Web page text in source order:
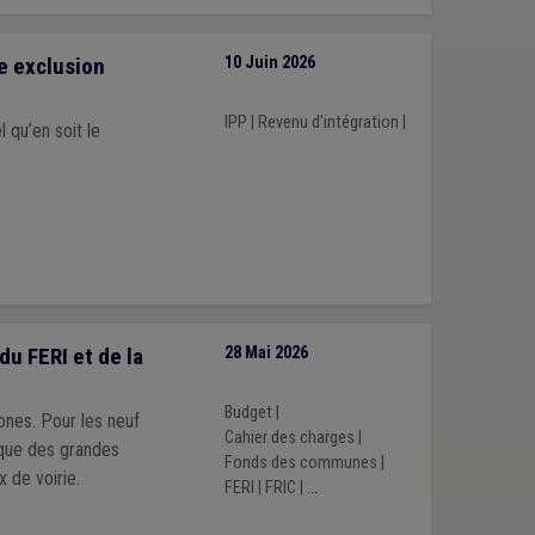
exclusion
qu’en soit le
10 Juin 2026
IPP Revenu d'intégration
FERI et de la
Pour les neuf
des grandes
de voirie.
28 Mai 2026
Budget|
Cahier des charges
Fonds des communes
FERI
FRIC ...